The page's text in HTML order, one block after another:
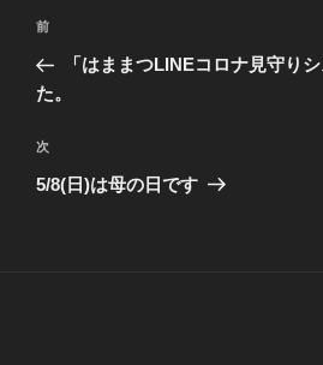
投
ナ
ゲ
ー
過
去
の
稿
前
「はままつLINEコロナ見守り
た。
次
の
次
5/8(日)は母の日です